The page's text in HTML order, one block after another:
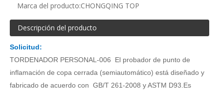
Marca del producto:CHONGQING TOP
Descripción del producto
Solicitud:
TORDENADOR PERSONAL-006 El probador de punto de
inflamación de copa cerrada (semiautomático) está diseñado y
fabricado de acuerdo con GB/T 261-2008 y ASTM D93.Es